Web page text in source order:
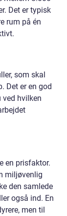
Det er typisk
rum på én
som skal
Det er en god
ved hvilken
en prisfaktor.
miljøvenlig
den samlede
også ind. En
men til